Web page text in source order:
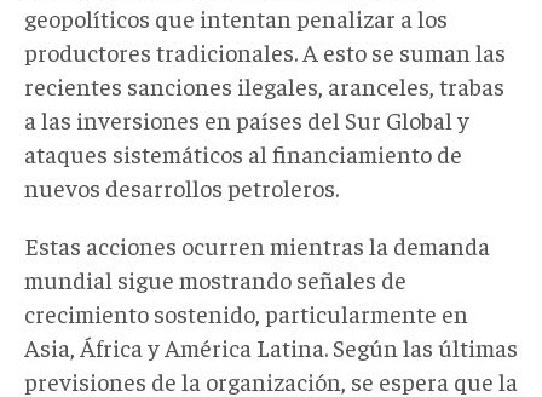
geopolíticos que intentan penalizar a los
productores tradicionales. A esto se suman las
recientes sanciones ilegales, aranceles , trabas
a las inversiones en países del Sur Global y
ataques sistemáticos al financiamiento de
nuevos desarrollos petroleros.
Estas acciones ocurren mientras la demanda
mundial sigue mostrando señales de
crecimiento sostenido, particularmente en
Asia, África y América Latina. Según las últimas
previsiones de la organización , se espera que la